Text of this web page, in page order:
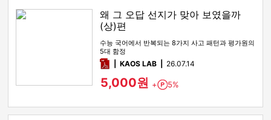
왜 그 오답 선지가 맞아 보였을까
(상)편
수능 국어에서 반복되는 8가지 사고 패턴과 평가원의
5대 함정
pdfKAOS LAB 26.07.14
5,000원 + Point
5%